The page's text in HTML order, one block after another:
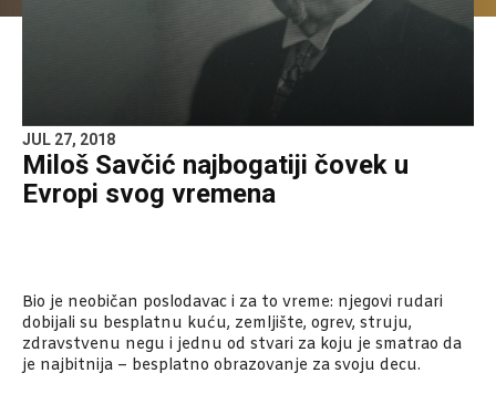
JUL 27, 2018
Miloš Savčić najbogatiji čovek u
Evropi svog vremena
Bio je neobičan poslodavac i za to vreme: njegovi rudari
dobijali su besplatnu kuću, zemljište, ogrev, struju,
zdravstvenu negu i jednu od stvari za koju je smatrao da
je najbitnija – besplatno obrazovanje za svoju decu.